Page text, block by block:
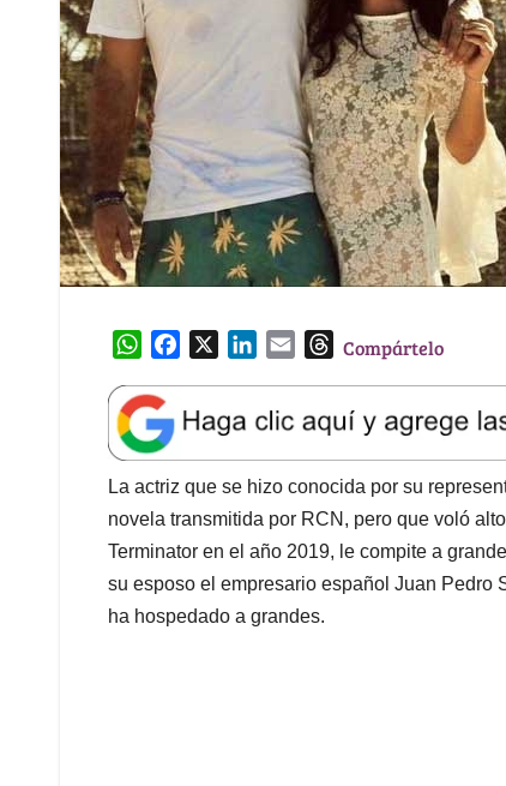
W
a
t
s
A
p
p
e
b
o
o
k
k
e
d
I
n
l
T
e
a
d
s
Compártelo
La actriz que se hizo conocida por su
novela transmitida por RCN, pero que voló
Terminator en el año 2019, le compite a
su esposo el empresario español Juan Pedro
ha hospedado a grandes.